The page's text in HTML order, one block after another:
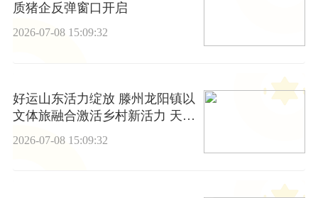
质猪企反弹窗口开启
2026-07-08 15:09:32
好运山东活力绽放 滕州龙阳镇以
文体旅融合激活乡村新活力 天天
2026-07-08 15:09:32